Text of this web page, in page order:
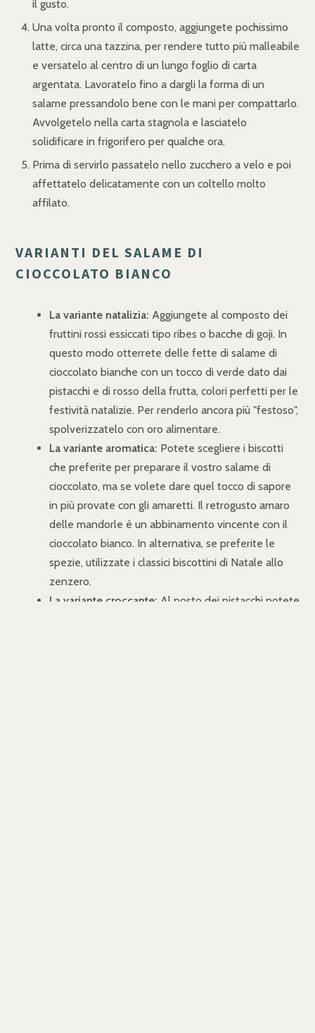
il gusto.
Una volta pronto il composto, aggiungete pochissimo
latte, circa una tazzina, per rendere tutto più malleabile
e versatelo al centro di un lungo foglio di carta
argentata. Lavoratelo fino a dargli la forma di un
salame pressandolo bene con le mani per compattarlo.
Avvolgetelo nella carta stagnola e lasciatelo
solidificare in frigorifero per qualche ora.
Prima di servirlo passatelo nello zucchero a velo e poi
affettatelo delicatamente con un coltello molto
affilato.
VARIANTI DEL SALAME DI
CIOCCOLATO BIANCO
La variante natalizia: Aggiungete al composto dei
fruttini rossi essiccati tipo ribes o bacche di goji. In
questo modo otterrete delle fette di salame di
cioccolato bianche con un tocco di verde dato dai
pistacchi e di rosso della frutta, colori perfetti per le
festività natalizie. Per renderlo ancora più "festoso",
spolverizzatelo con oro alimentare.
La variante aromatica: Potete scegliere i biscotti
che preferite per preparare il vostro salame di
cioccolato, ma se volete dare quel tocco di sapore
in più provate con gli amaretti. Il retrogusto amaro
delle mandorle è un abbinamento vincente con il
cioccolato bianco. In alternativa, se preferite le
spezie, utilizzate i classici biscottini di Natale allo
zenzero.
La variante croccante: Al posto dei pistacchi potete